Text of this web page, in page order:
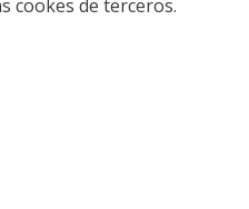
cookes de terceros.